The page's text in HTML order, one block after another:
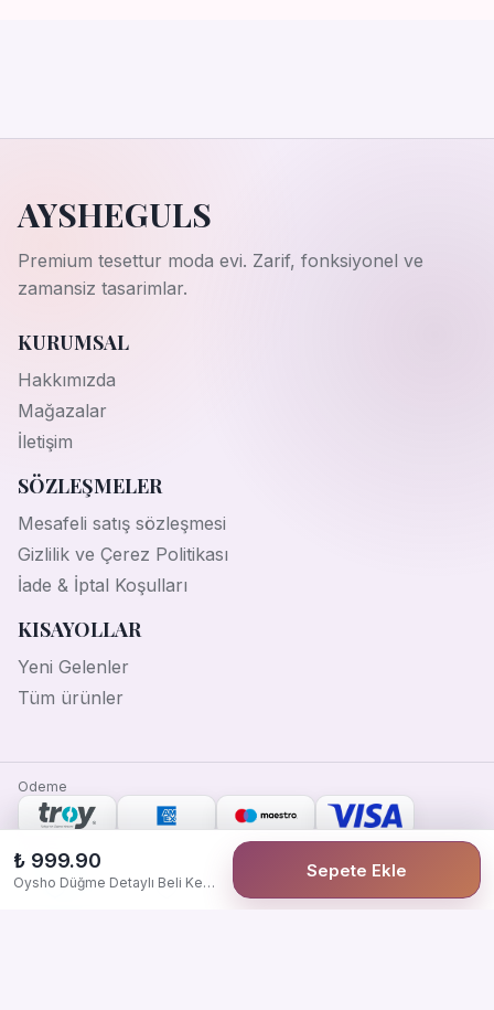
₺ 999.90
Oysho Düğme Detaylı Beli Kemerli İkili Takım
Sepete Ekle
AYSHEGULS
Premium tesettur moda evi. Zarif, fonksiyonel ve
zamansiz tasarimlar.
KURUMSAL
Hakkımızda
Mağazalar
İletişim
SÖZLEŞMELER
Mesafeli satış sözleşmesi
Gizlilik ve Çerez Politikası
İade & İptal Koşulları
KISAYOLLAR
Yeni Gelenler
Tüm ürünler
Odeme
Guven